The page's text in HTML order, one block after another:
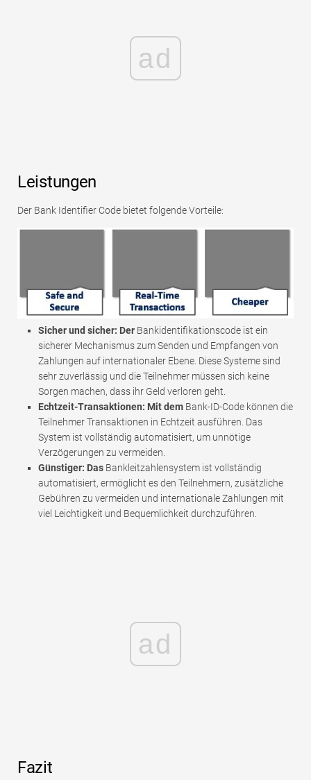
ad
Leistungen
Der Bank Identifier Code bietet folgende Vorteile:
Sicher und sicher: Der Bankidentifikationscode ist ein
sicherer Mechanismus zum Senden und Empfangen von
Zahlungen auf internationaler Ebene. Diese Systeme sind
sehr zuverlässig und die Teilnehmer müssen sich keine
Sorgen machen, dass ihr Geld verloren geht.
Echtzeit-Transaktionen: Mit dem Bank-ID-Code können die
Teilnehmer Transaktionen in Echtzeit ausführen. Das
System ist vollständig automatisiert, um unnötige
Verzögerungen zu vermeiden.
Günstiger: Das Bankleitzahlensystem ist vollständig
automatisiert, ermöglicht es den Teilnehmern, zusätzliche
Gebühren zu vermeiden und internationale Zahlungen mit
viel Leichtigkeit und Bequemlichkeit durchzuführen.
ad
Fazit